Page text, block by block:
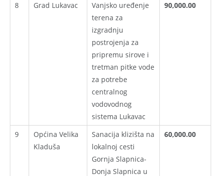
8 Grad Lukavac
Vanjsko uređenje
terena za
izgradnju
postrojenja za
pripremu sirove i
tretman pitke vode
za potrebe
centralnog
vodovodnog
sistema Lukavac
90,000.00
9
Općina Velika
Kladuša
Sanacija klizišta na
lokalnoj cesti
Gornja Slapnica-
Donja Slapnica u
60,000.00